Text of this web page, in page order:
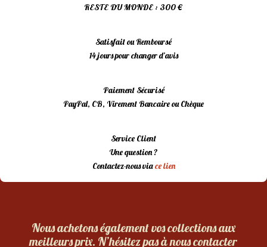
RESTE DU MONDE : 300 €
Satisfait ou Remboursé
14 jours pour changer d’avis
Paiement Sécurisé
PayPal, CB, Virement Bancaire ou Chèque
Service Client
Une question ?
Contactez-nous viace lien
Nous achetons également vos collections aux
meilleurs prix. N’hésitez pas à nous contacter